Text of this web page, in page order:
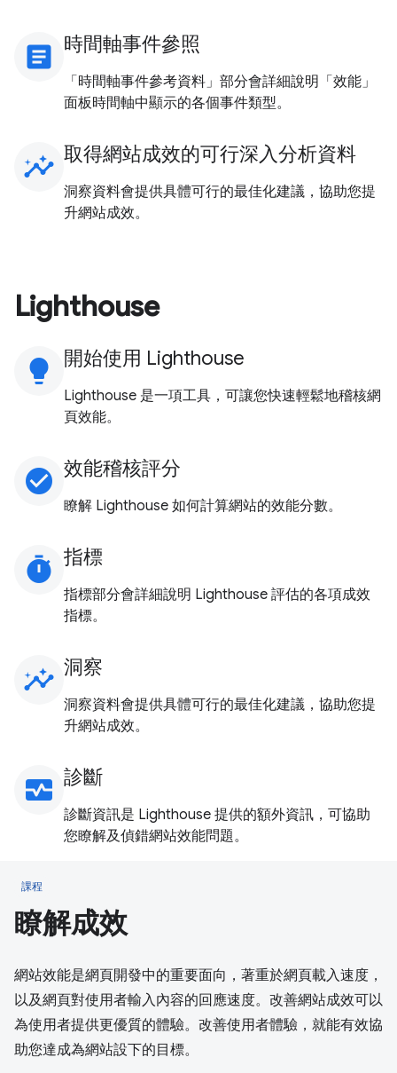
article 時間軸事件參照
「時間軸事件參考資料」部分會詳細說明「效能」
面板時間軸中顯示的各個事件類型。
insights 取得網站成效的可行深入分析資料
洞察資料會提供具體可行的最佳化建議，協助您提
升網站成效。
Lighthouse
lightbulb 開始使用 Lighthouse
Lighthouse 是一項工具，可讓您快速輕鬆地稽核網
頁效能。
check_circle 效能稽核評分
瞭解 Lighthouse 如何計算網站的效能分數。
timer 指標
指標部分會詳細說明 Lighthouse 評估的各項成效
指標。
insights 洞察
洞察資料會提供具體可行的最佳化建議，協助您提
升網站成效。
monitor_heart 診斷
診斷資訊是 Lighthouse 提供的額外資訊，可協助
您瞭解及偵錯網站效能問題。
課程
瞭解成效
網站效能是網頁開發中的重要面向，著重於網頁載入速度，
以及網頁對使用者輸入內容的回應速度。改善網站成效可以
為使用者提供更優質的體驗。改善使用者體驗，就能有效協
助您達成為網站設下的目標。